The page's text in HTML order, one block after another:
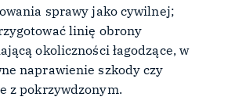
sprawy jako cywilnej;
linię obrony
okoliczności łagodzące, w
naprawienie szkody czy
z pokrzywdzonym.